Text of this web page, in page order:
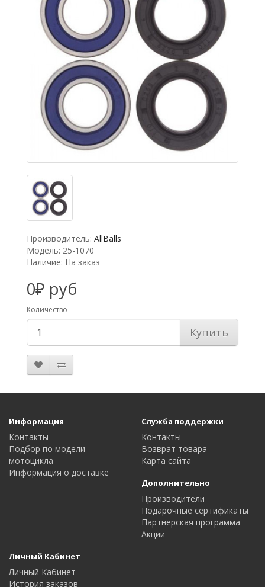
Производитель: AllBalls
Модель: 25-1070
Наличие: На заказ
0₽ руб
Количество
Купить
Информация
Контакты
Подбор по модели
мотоцикла
Информация о доставке
Служба поддержки
Контакты
Возврат товара
Карта сайта
Дополнительно
Производители
Подарочные сертификаты
Партнерская программа
Акции
Личный Кабинет
Личный Кабинет
История заказов